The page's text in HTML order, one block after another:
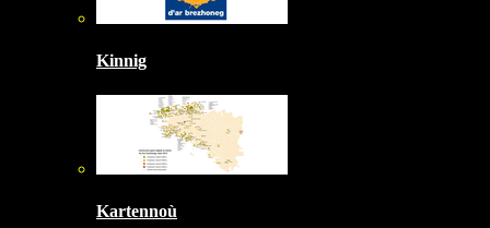
Kinnig
Kartennoù